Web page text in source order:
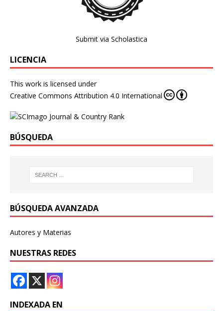
Submit via Scholastica
LICENCIA
This work is licensed under
Creative Commons Attribution 4.0 International
BÚSQUEDA
BÚSQUEDA AVANZADA
Autores y Materias
NUESTRAS REDES
INDEXADA EN